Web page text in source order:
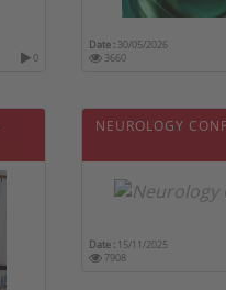
0
Date : 30/05/2026
3660
NEUROLOGY
Date : 15/11/2025
7908